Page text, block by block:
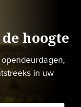
hoogte
in uw